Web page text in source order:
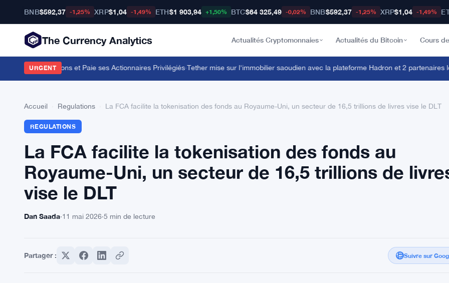
BNB$592,37 -1,25% XRP$1,04 -1,49% ETH$1 903,94 +1,50% BTC$64 325,49 -0,02% BNB$592,37 -1,25% XRP$1,04 -1,49%
The Currency Analytics Actualités Cryptomonnaies Actualités du Bitcoin Cours
URGENT
104,7 Millions et Paie ses Actionnaires Privilégiés·Tether mise sur l'immobilier saoudien avec la plateforme Hadron et 2 partenaires
Accueil Regulations La FCA facilite la tokenisation des fonds au Royaume-Uni, un secteur de 16,5 trillions de livres vise le DLT
REGULATIONS
La FCA facilite la tokenisation des fonds au
Royaume-Uni, un secteur de 16,5 trillions de
vise le DLT
Dan Saada·11 mai 2026·5 min de lecture
Partager : Suivre sur